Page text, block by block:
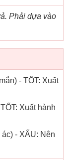
Phải dựa vào
- TỐT: Xuất
Xuất hành
- XẤU: Nên